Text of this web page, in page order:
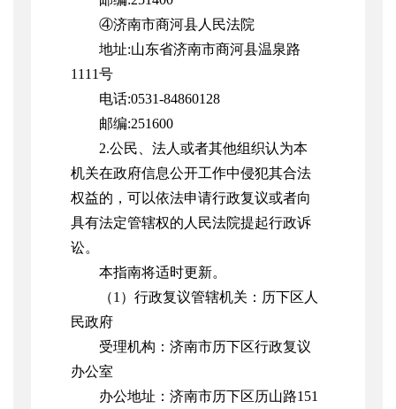
④济南市商河县人民法院
地址:山东省济南市商河县温泉路
1111号
电话:0531-84860128
邮编:251600
2.公民、法人或者其他组织认为本
机关在政府信息公开工作中侵犯其合法
权益的，可以依法申请行政复议或者向
具有法定管辖权的人民法院提起行政诉
讼。
本指南将适时更新。
（1）行政复议管辖机关：历下区人
民政府
受理机构：济南市历下区行政复议
办公室
办公地址：济南市历下区历山路151